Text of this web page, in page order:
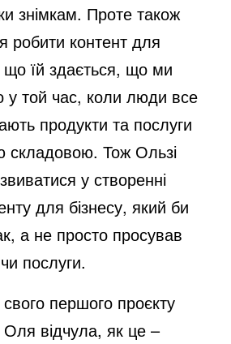
знімкам. Проте також
робити контент для
що їй здається, що ми
у той час, коли люди все
продукти та послуги
складовою. Тож Ользі
у створенні
для бізнесу, який би
а не просто просував
послуги.
першого проєкту
відчула, як це –